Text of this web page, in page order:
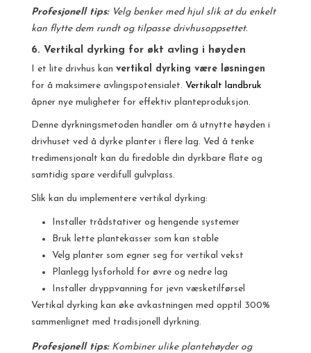
Profesjonell tips: Velg benker med hjul slik at du enkelt
kan flytte dem rundt og tilpasse drivhusoppsettet.
6. Vertikal dyrking for økt avling i høyden
I et lite drivhus kan vertikal dyrking være løsningen
for å maksimere avlingspotensialet. Vertikalt landbruk
åpner nye muligheter for effektiv planteproduksjon.
Denne dyrkningsmetoden handler om å utnytte høyden i
drivhuset ved å dyrke planter i flere lag. Ved å tenke
tredimensjonalt kan du firedoble din dyrkbare flate og
samtidig spare verdifull gulvplass.
Slik kan du implementere vertikal dyrking:
Installer trådstativer og hengende systemer
Bruk lette plantekasser som kan stable
Velg planter som egner seg for vertikal vekst
Planlegg lysforhold for øvre og nedre lag
Installer dryppvanning for jevn væsketilførsel
Vertikal dyrking kan øke avkastningen med opptil 300%
sammenlignet med tradisjonell dyrkning.
Profesjonell tips: Kombiner ulike plantehøyder og